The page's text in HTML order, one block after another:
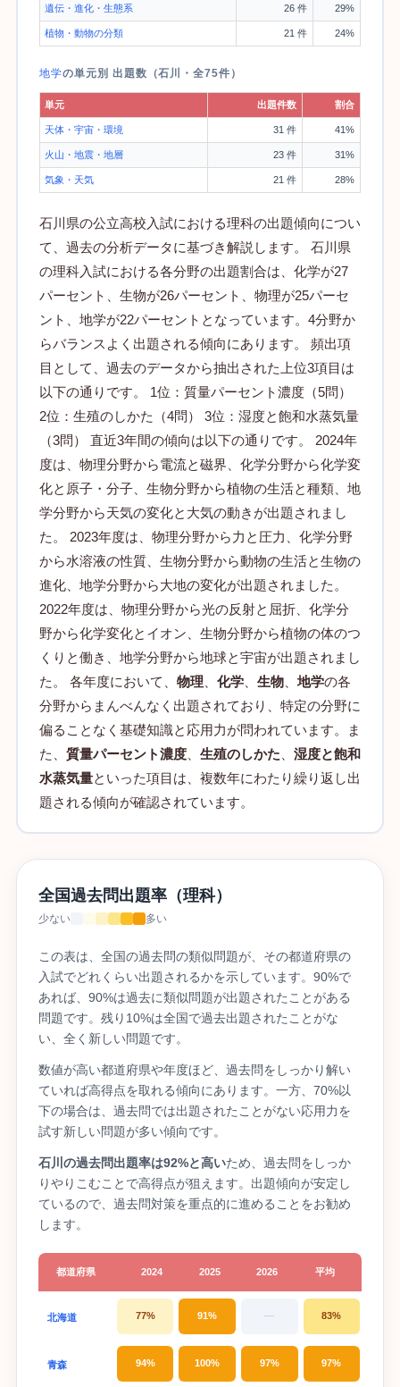
遺伝・進化・生態系 26 件 29%
植物・動物の分類 21 件 24%
地学の単元別 出題数（石川・全75件）
単元 出題件数 割合
天体・宇宙・環境 31 件 41%
火山・地震・地層 23 件 31%
気象・天気 21 件 28%
石川県の公立高校入試における理科の出題傾向につい
て、過去の分析データに基づき解説します。 石川県
の理科入試における各分野の出題割合は、化学が27
パーセント、生物が26パーセント、物理が25パーセ
ント、地学が22パーセントとなっています。4分野か
らバランスよく出題される傾向にあります。 頻出項
目として、過去のデータから抽出された上位3項目は
以下の通りです。 1位：質量パーセント濃度（5問）
2位：生殖のしかた（4問） 3位：湿度と飽和水蒸気量
（3問） 直近3年間の傾向は以下の通りです。 2024年
度は、物理分野から電流と磁界、化学分野から化学変
化と原子・分子、生物分野から植物の生活と種類、地
学分野から天気の変化と大気の動きが出題されまし
た。 2023年度は、物理分野から力と圧力、化学分野
から水溶液の性質、生物分野から動物の生活と生物の
進化、地学分野から大地の変化が出題されました。
2022年度は、物理分野から光の反射と屈折、化学分
野から化学変化とイオン、生物分野から植物の体のつ
くりと働き、地学分野から地球と宇宙が出題されまし
た。 各年度において、 物理、 化学、 生物、地学の各
分野からまんべんなく出題されており、特定の分野に
偏ることなく基礎知識と応用力が問われています。ま
た、 質量パーセント濃度、 生殖のしかた
湿度と飽和
水蒸気量といった項目は、複数年にわたり繰り返し出
題される傾向が確認されています。
全国過去問出題率（理科）
少ない 多い
この表は、全国の過去問の類似問題が、その都道府県の
入試でどれくらい出題されるかを示しています。90%で
あれば、90%は過去に類似問題が出題されたことがある
問題です。残り10%は全国で過去出題されたことがな
い、全く新しい問題です。
数値が高い都道府県や年度ほど、過去問をしっかり解い
ていれば高得点を取れる傾向にあります。一方、70%以
下の場合は、過去問では出題されたことがない応用力を
試す新しい問題が多い傾向です。
石川の過去問出題率は92%と高いため、過去問をしっか
りやりこむことで高得点が狙えます。出題傾向が安定し
ているので、過去問対策を重点的に進めることをお勧め
します。
都道府県 2024 2025 2026 平均
北海道 77% 91% — 83%
青森 94% 100% 97% 97%